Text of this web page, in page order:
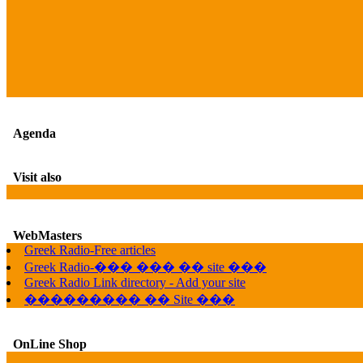
Agenda
Visit also
WebMasters
Greek Radio-Free articles
Greek Radio-��� ��� �� site ���
Greek Radio Link directory - Add your site
��������� �� Site ���
OnLine Shop